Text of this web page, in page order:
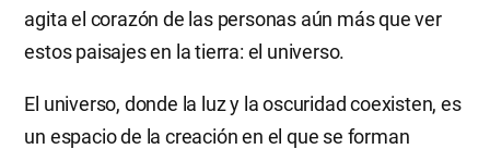
agita el corazón de las personas aún más que ver
estos paisajes en la tierra: el universo.
El universo, donde la luz y la oscuridad coexisten, es
un espacio de la creación en el que se forman